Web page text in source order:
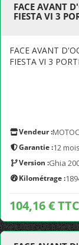
FACE AVANT
FIESTA VI 3
FACE AVANT
FIESTA VI 3
Vendeur :
Garantie :12 mois
Version :Ghia
Kilométrage :
104,16 € TTC